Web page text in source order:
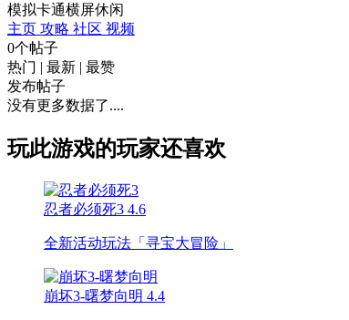
模拟卡通横屏休闲
主页 攻略 社区 视频
0个帖子
热门 | 最新 | 最赞
发布帖子
没有更多数据了....
玩此游戏的玩家还喜欢
忍者必须死3 4.6
全新活动玩法「寻宝大冒险」
崩坏3-曙梦向明 4.4